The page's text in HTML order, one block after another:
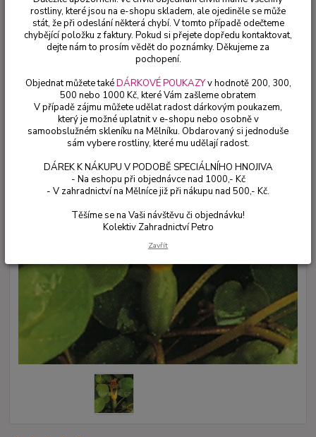
Procumbens Fuchsie
(Cunningtomn n.Z. 1834) - 1 ks
rostliny, které jsou na e-shopu skladem, ale ojediněle se může
stát, že při odeslání některá chybí. V tomto případě odečteme
chybějící položku z faktury. Pokud si přejete dopředu kontaktovat,
dejte nám to prosím vědět do poznámky. Děkujeme za
pochopení.
Objednat můžete takéDÁRKOVÉ POUKAZYv hodnotě 200, 300,
500 nebo 1000 Kč, které Vám zašleme obratem
V případě zájmu můžete udělat radost dárkovým poukazem,
který je možné uplatnit v e-shopu nebo osobně v
samoobslužném skleníku na Mělníku. Obdarovaný si jednoduše
sám vybere rostliny, které mu udělají radost.
DÁREK K NÁKUPU V PODOBĚ SPECIÁLNÍHO HNOJIVA
- Na eshopu při objednávce nad 1000,- Kč
- V zahradnictví na Mělníce již při nákupu nad 500,- Kč.
Těšíme se na Vaši návštěvu či objednávku!
Kolektiv Zahradnictví Petro
Zavřít